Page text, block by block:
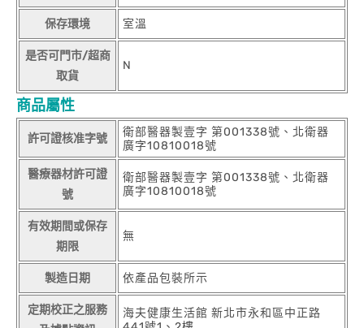
保存環境 室溫
是否可門市/超商
取貨
N
商品屬性
許可證核准字號
衛部醫器製壹字 第001338號、北衛器
廣字10810018號
醫療器材許可證
號
衛部醫器製壹字 第001338號、北衛器
廣字10810018號
有效期間或保存
期限
無
製造日期 依產品包裝所示
定期校正之服務
海夫健康生活館 新北市永和區中正路